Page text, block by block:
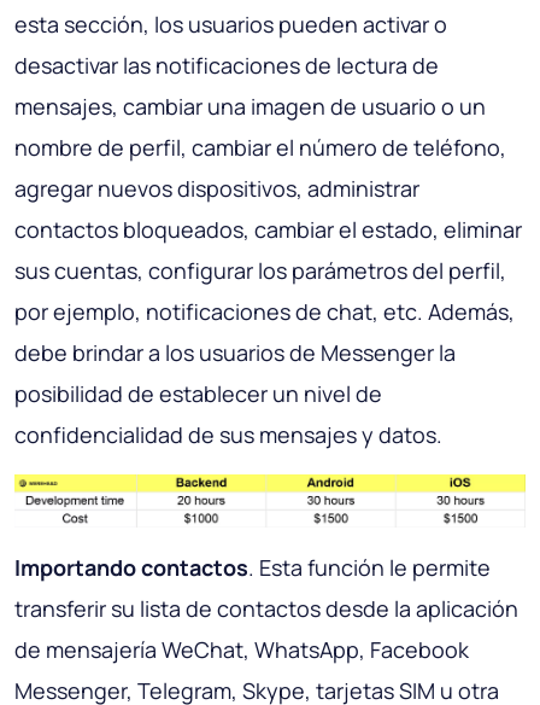
esta sección, los usuarios pueden activar o
desactivar las notificaciones de lectura de
mensajes, cambiar una imagen de usuario o un
nombre de perfil, cambiar el número de teléfono,
agregar nuevos dispositivos, administrar
contactos bloqueados, cambiar el estado, eliminar
sus cuentas, configurar los parámetros del perfil,
por ejemplo, notificaciones de chat, etc. Además,
debe brindar a los usuarios de Messenger la
posibilidad de establecer un nivel de
confidencialidad de sus mensajes y datos.
Importando contactos. Esta función le permite
transferir su lista de contactos desde la aplicación
de mensajería WeChat, WhatsApp, Facebook
Messenger, Telegram, Skype, tarjetas SIM u otra